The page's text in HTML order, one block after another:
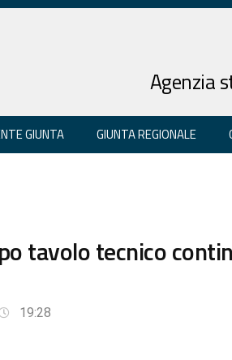
Agenzia
GIUNTA GIUNTA REGIONALE
tavolo tecnico
19:28